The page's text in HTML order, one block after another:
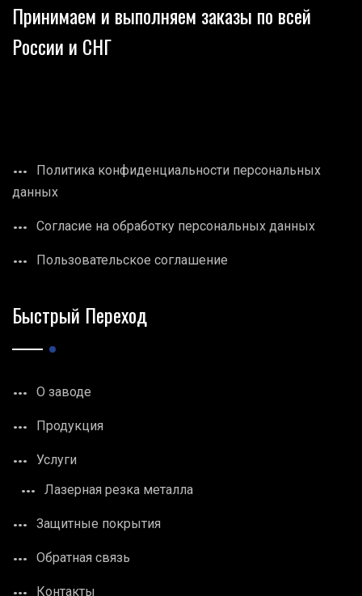
Принимаем и выполняем заказы по всей
России и СНГ
Политика конфиденциальности персональных
данных
Согласие на обработку персональных данных
Пользовательское соглашение
Быстрый Переход
О заводе
Продукция
Услуги
Лазерная резка металла
Защитные покрытия
Обратная связь
Контакты